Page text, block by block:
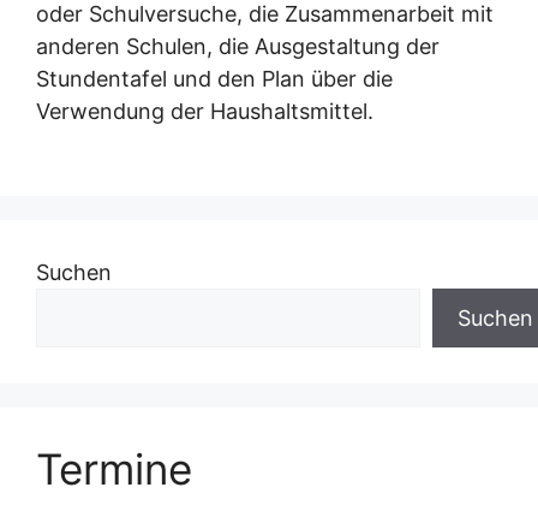
oder Schulversuche, die Zusammenarbeit mit
anderen Schulen, die Ausgestaltung der
Stundentafel und den Plan über die
Verwendung der Haushaltsmittel.
Suchen
Suchen
Termine